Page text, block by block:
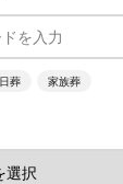
葬 家族葬